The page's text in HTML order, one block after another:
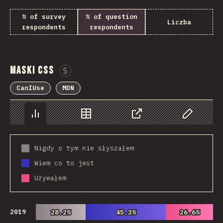
% of survey
respondents
% of question
respondents
Liczba
Maski CSS
CanIUse MDN
Chart Data Share Customize
Nigdy o tym nie słyszałem
Wiem co to jest
Używałem
2019 28.2%
28.2% 45.3%
45.3% 26.6%
26.6%